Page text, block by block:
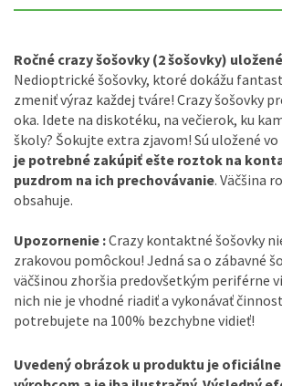
Ročné crazy šošovky (2 šošovky)
Nedioptrické šošovky, ktoré dokážu
zmeniť výraz každej tváre! Crazy šošovky
oka. Idete na diskotéku, na večierok, ku
školy? Šokujte extra zjavom! Sú uložené
je potrebné zakúpiť ešte roztok na
puzdrom na ich prechovávanie. Väčšina
obsahuje.
Upozornenie :Crazy kontaktné šošovky
zrakovou pomôckou! Jedná sa o zábavné
väčšinou zhoršia predovšetkým periférne
nich nie je vhodné riadiť a vykonávať
potrebujete na 100% bezchybne vidieť!
Uvedený obrázok u produktu je